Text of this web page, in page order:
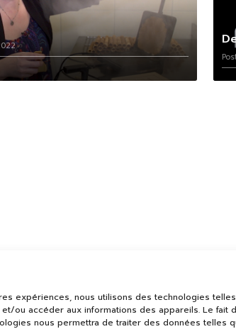
expériences, nous utilisons des technologies
ou accéder aux informations des appareils. Le fait
nous permettra de traiter des données telles